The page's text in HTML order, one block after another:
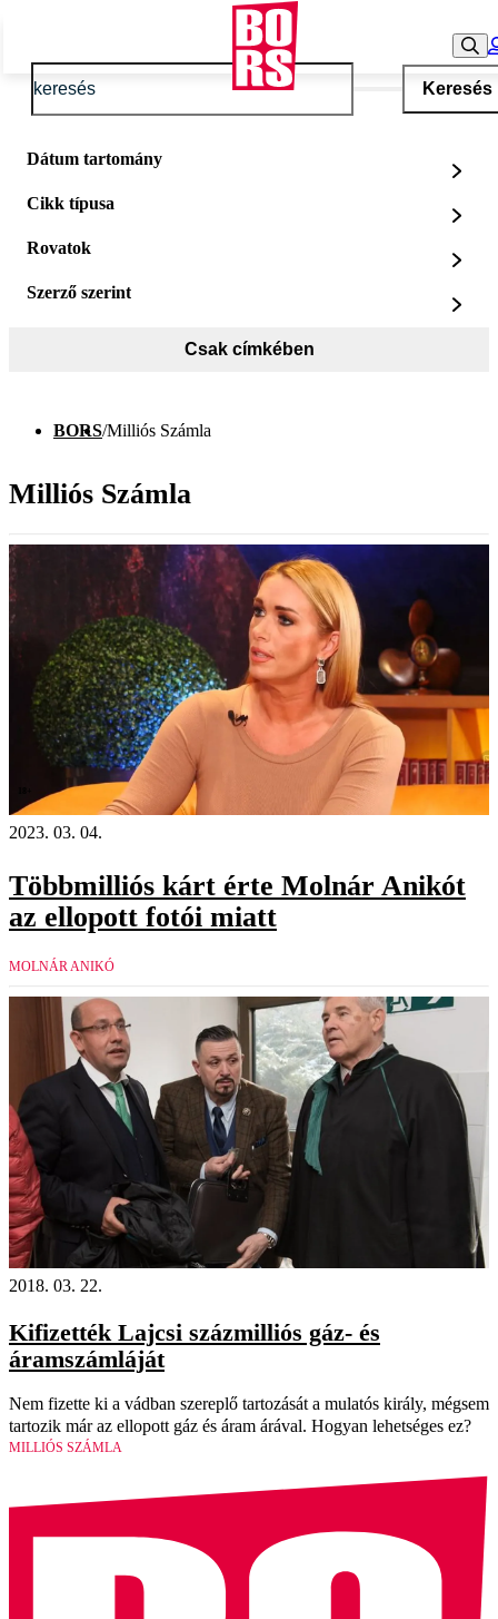
Keresés
Dátum tartomány
Cikk típusa
Rovatok
Szerző szerint
Csak címkében
BORS/Milliós Számla
Milliós Számla
2023. 03. 04.
Többmilliós kárt érte Molnár Anikót
az ellopott fotói miatt
MOLNÁR ANIKÓ
2018. 03. 22.
Kifizették Lajcsi százmilliós gáz- és
áramszámláját
Nem fizette ki a vádban szereplő tartozását a mulatós király, mégsem
tartozik már az ellopott gáz és áram árával. Hogyan lehetséges ez?
MILLIÓS SZÁMLA